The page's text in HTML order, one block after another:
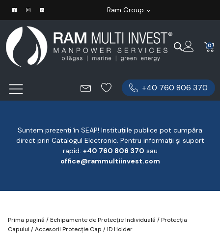
Ram Group
0
+40 760 806 370
Suntem prezenți în SEAP! Instituțiile publice pot cumpăra
direct prin Catalogul Electronic. Pentru informații și suport
rapid: ‪+40 760 806 370 ‬ sau
office@rammultiinvest.com
Prima pagină /Echipamente de Protecție Individuală /Protecția
Capului /Accesorii Protecție Cap / ID Holder